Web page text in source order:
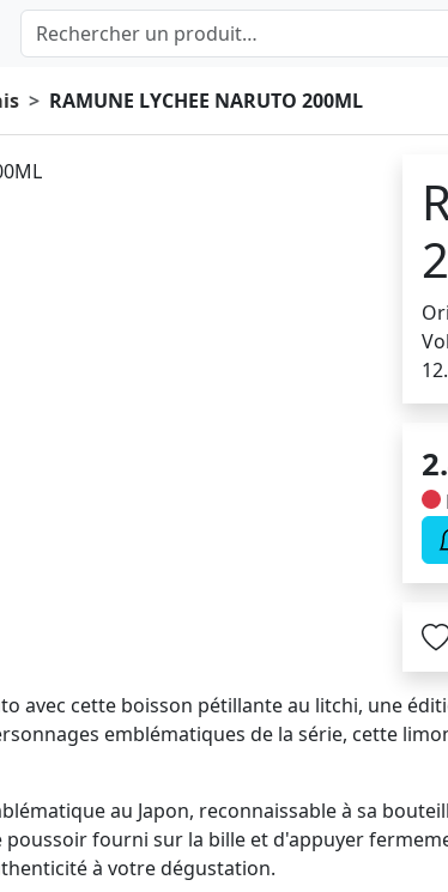
RAMUNE LYCHEE NARUTO 200ML
avec cette boisson pétillante au litchi, une
emblématiques de la série, cette
au Japon, reconnaissable à sa
poussoir fourni sur la bille et d'appuyer
à votre dégustation.